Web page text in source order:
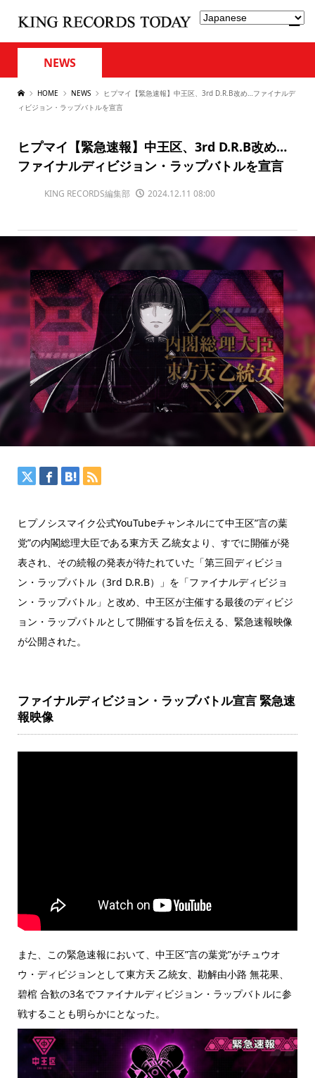
NEWS
HOME NEWS
ヒプマイ【緊急速報】中王区、3rd D.R.B改め…ファイナルデ
ィビジョン・ラップバトルを宣言
ヒプマイ【緊急速報】中王区、3rd D.R.B改め…
ファイナルディビジョン・ラップバトルを宣言
KING RECORDS編集部 2024.12.11 08:00
ヒプノシスマイク公式YouTubeチャンネルにて中王区”言の葉
党”の内閣総理大臣である東方天 乙統女より、すでに開催が発
表され、その続報の発表が待たれていた「第三回ディビジョ
ン・ラップバトル（3rd D.R.B）」を「ファイナルディビジョ
ン・ラップバトル」と改め、中王区が主催する最後のディビジ
ョン・ラップバトルとして開催する旨を伝える、緊急速報映像
が公開された。
ファイナルディビジョン・ラップバトル宣言 緊急速
報映像
また、この緊急速報において、中王区”言の葉党”がチュウオ
ウ・ディビジョンとして東方天 乙統女、勘解由小路 無花果、
碧棺 合歓の3名でファイナルディビジョン・ラップバトルに参
戦することも明らかにとなった。